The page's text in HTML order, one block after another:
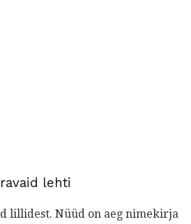
lehti
lillidest. Nüüd on aeg nimekirja